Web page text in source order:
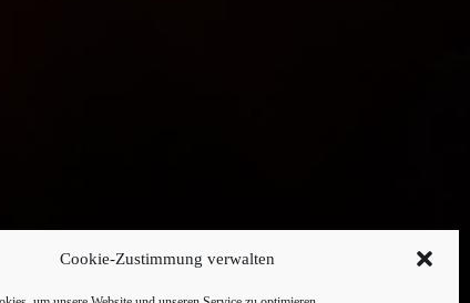
Cookie-Zustimmung verwalten